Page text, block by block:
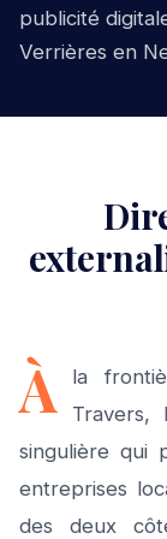
publicité
Verrières en
À
la
Travers,
singulière qui
entreprises
des deux